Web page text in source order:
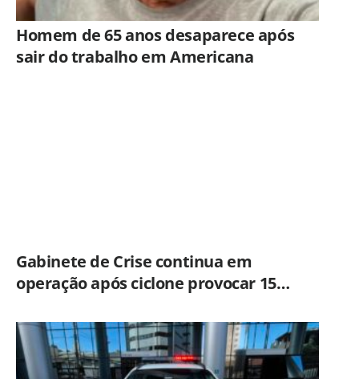
Homem de 65 anos desaparece após
sair do trabalho em Americana
Gabinete de Crise continua em
operação após ciclone provocar 15